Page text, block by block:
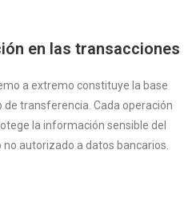
en las transacciones
a extremo constituye la base
transferencia. Cada operación
la información sensible del
autorizado a datos bancarios.